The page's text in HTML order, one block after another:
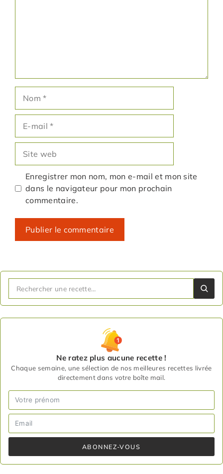
mail
web
Enregistrer mon nom, mon e-mail et mon site
dans le navigateur pour mon prochain
commentaire.
Ne ratez plus aucune recette !
Chaque semaine, une sélection de nos meilleures recettes livrée
directement dans votre boîte mail.
ABONNEZ-VOUS